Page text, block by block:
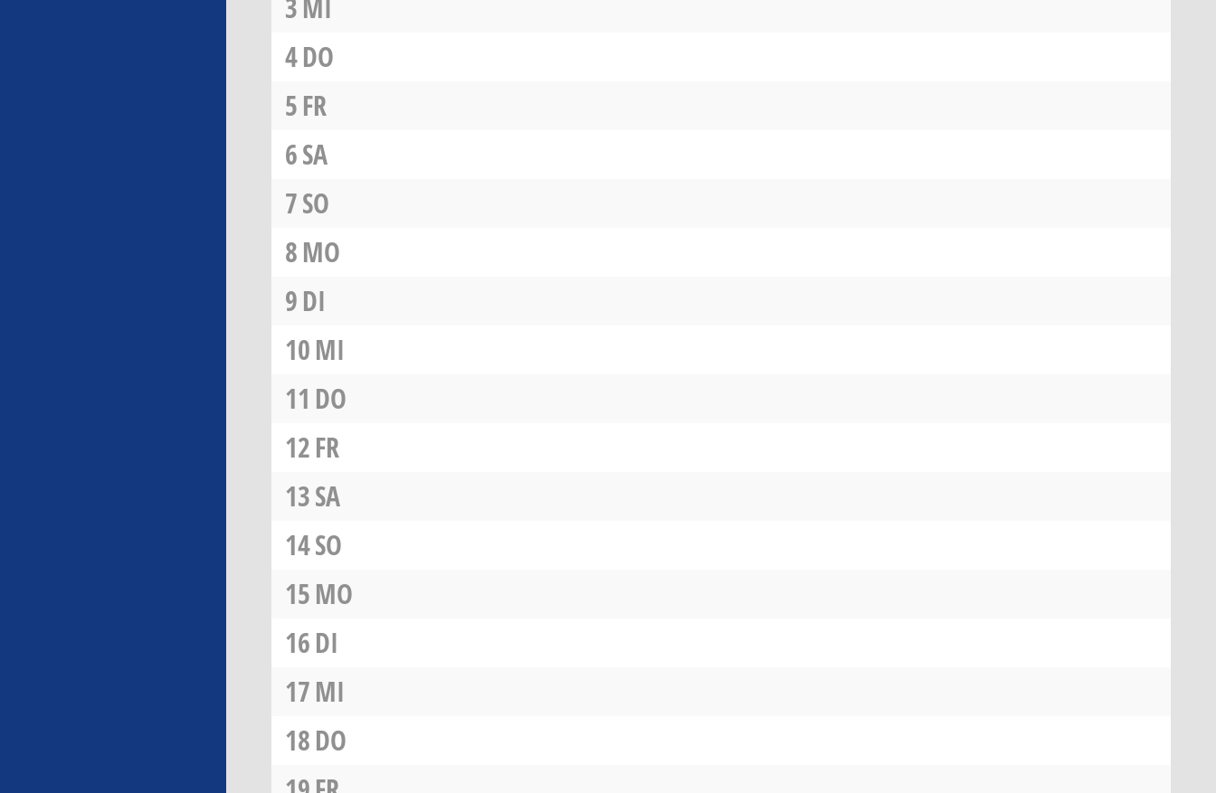
3 MI
4DO
5FR
6SA
7SO
8MO
9DI
10MI
11 DO
12FR
13SA
14SO
15MO
16DI
17MI
18DO